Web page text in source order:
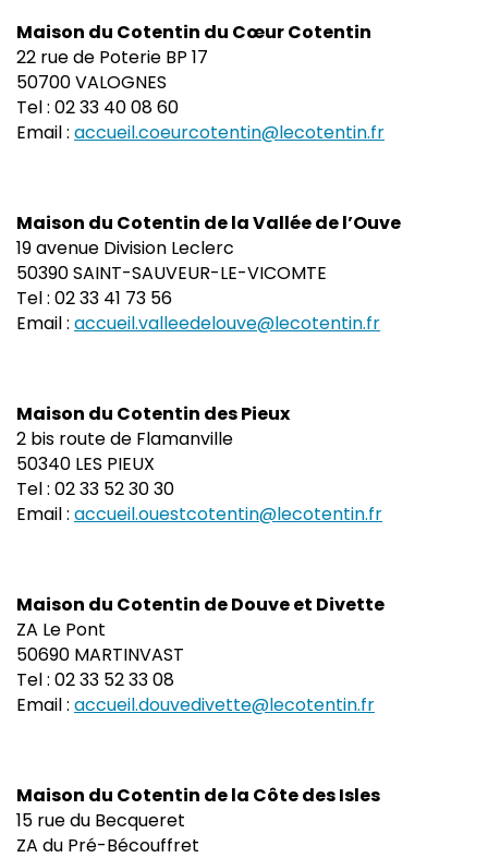
Maison du Cotentin du Cœur Cotentin
22 rue de Poterie BP 17
50700 VALOGNES
Tel : 02 33 40 08 60
Email : accueil.coeurcotentin@lecotentin.fr
Maison du Cotentin de la Vallée de l’Ouve
19 avenue Division Leclerc
50390 SAINT-SAUVEUR-LE-VICOMTE
Tel : 02 33 41 73 56
Email : accueil.valleedelouve@lecotentin.fr
Maison du Cotentin des Pieux
2 bis route de Flamanville
50340 LES PIEUX
Tel : 02 33 52 30 30
Email : accueil.ouestcotentin@lecotentin.fr
Maison du Cotentin de Douve et Divette
ZA Le Pont
50690 MARTINVAST
Tel : 02 33 52 33 08
Email : accueil.douvedivette@lecotentin.fr
Maison du Cotentin de la Côte des Isles
15 rue du Becqueret
ZA du Pré-Bécouffret